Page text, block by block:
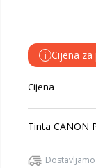
i Cijena
Cijena
Tinta CANON